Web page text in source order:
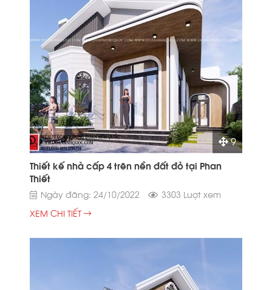
9
Thiết kế nhà cấp 4 trên nền đất đỏ tại Phan
Thiết
Ngày đăng: 24/10/2022
3303 Lượt xem
XEM CHI TIẾT